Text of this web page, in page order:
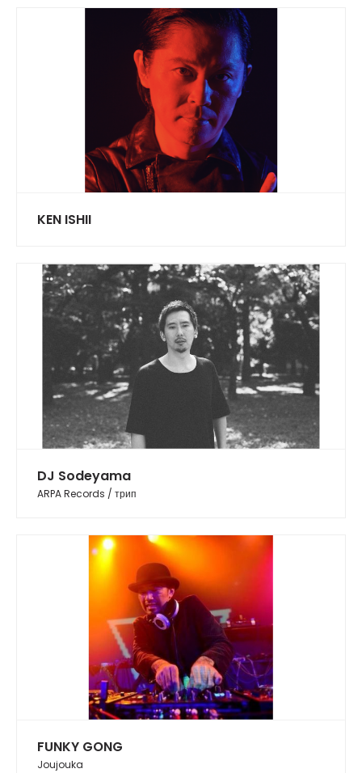
KEN ISHII
DJ Sodeyama
ARPA Records / трип
FUNKY GONG
Joujouka